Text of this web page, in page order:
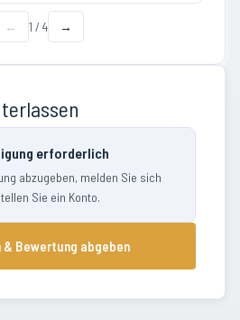
← 1 / 4 →
erforderlich
abzugeben, melden Sie sich
Sie ein Konto.
& Bewertung abgeben